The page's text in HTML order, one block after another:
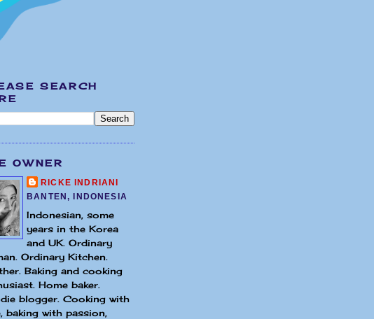
SEARCH
OWNER
RICKE INDRIANI
BANTEN, INDONESIA
Indonesian, some
years in the Korea
and UK. Ordinary
Ordinary Kitchen.
Baking and cooking
Home baker.
blogger. Cooking with
baking with passion,